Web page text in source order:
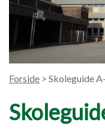
Forside > Skoleguide